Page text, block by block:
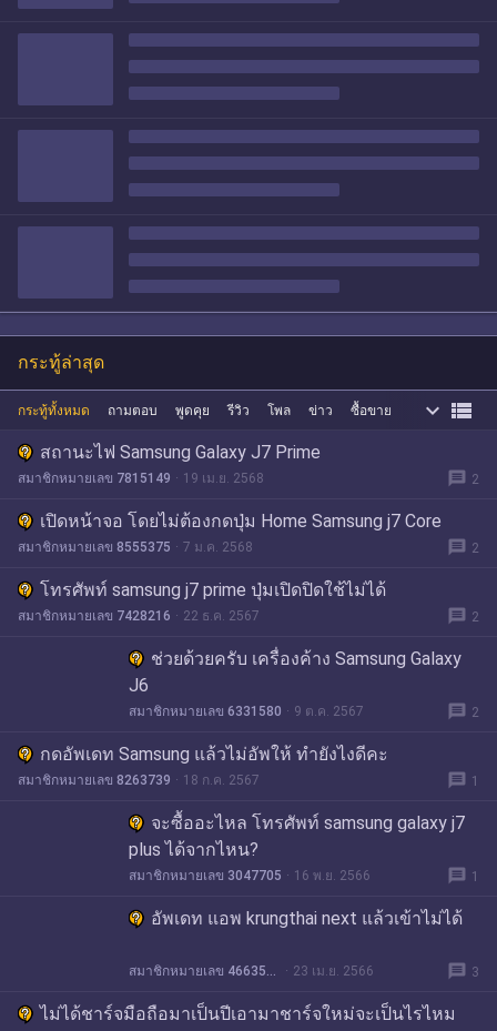
กระทู้ล่าสุด
กระทู้ทั้งหมด ถามตอบ พูดคุย รีวิว โพล ข่าว ซื้อขาย  
สถานะไฟ Samsung Galaxy J7 Prime
สมาชิกหมายเลข 7815149 19 เม.ย. 2568 message 2
เปิดหน้าจอ โดยไม่ต้องกดปุ่ม Home Samsung j7 Core
สมาชิกหมายเลข 8555375 7 ม.ค. 2568 message 2
โทรศัพท์ samsung j7 prime ปุ่มเปิดปิดใช้ไม่ได้
สมาชิกหมายเลข 7428216 22 ธ.ค. 2567 message 2
ช่วยด้วยครับ เครื่องค้าง Samsung Galaxy
J6
สมาชิกหมายเลข 6331580 9 ต.ค. 2567 message 2
กดอัพเดท Samsung แล้วไม่อัพให้ ทำยังไงดีคะ
สมาชิกหมายเลข 8263739 18 ก.ค. 2567 message 1
จะซื้ออะไหล โทรศัพท์ samsung galaxy j7
plus ได้จากไหน?
สมาชิกหมายเลข 3047705 16 พ.ย. 2566 message 1
อัพเดท แอพ krungthai next แล้วเข้าไม่ได้
สมาชิกหมายเลข 4663571 23 เม.ย. 2566 message 3
ไม่ได้ชาร์จมือถือมาเป็นปีเอามาชาร์จใหม่จะเป็นไรไหม